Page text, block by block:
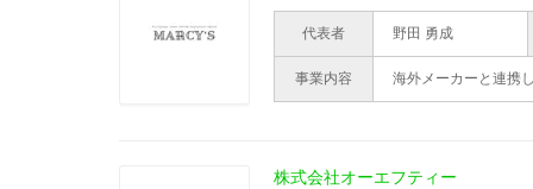
代表者 野田 勇成
事業内容 海外メーカーと連携
株式会社オーエフティー